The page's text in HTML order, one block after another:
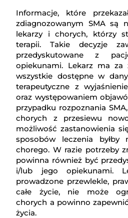
Informacje, które
zdiagnozowanym SMA są
lekarzy i chorych, którzy
terapii. Takie decyzje
przedyskutowane z
opiekunami. Lekarz ma za
wszystkie dostępne w
terapeutyczne z
oraz występowaniem
przypadku rozpoznania
chorych z przesiewu
możliwość zastanowienia
sposobów leczenia byłby
chorego. W razie potrzeby
powinna również być
i/lub jego opiekunami.
prowadzone przewlekle,
całe życie, nie może
chorych a powinno
życia.